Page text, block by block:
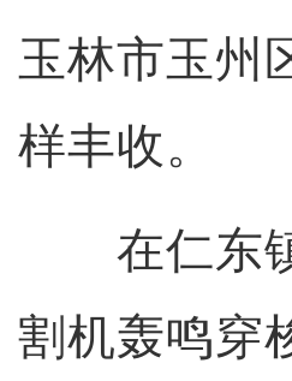
玉林市玉州
样丰收。
在仁东镇
割机轰鸣穿